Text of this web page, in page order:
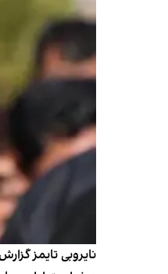
نایروبی تایمز